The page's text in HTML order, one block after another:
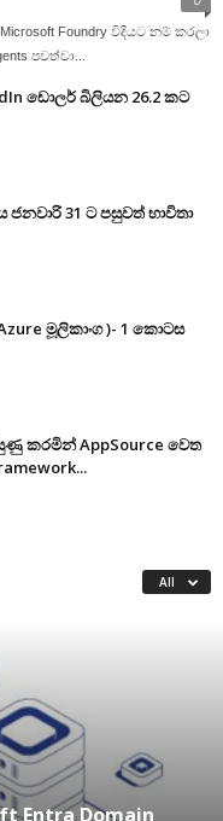
Foundry විදියට නම් කරලා
පවත්වා...
ඩොලර් බිලියන 26.2 කට
ජනවාරි 31 ට පසුවත් භාවිතා
මූලිකාංග )- 1 කොටස
කරමින් AppSource වෙත
All
Entra Domain